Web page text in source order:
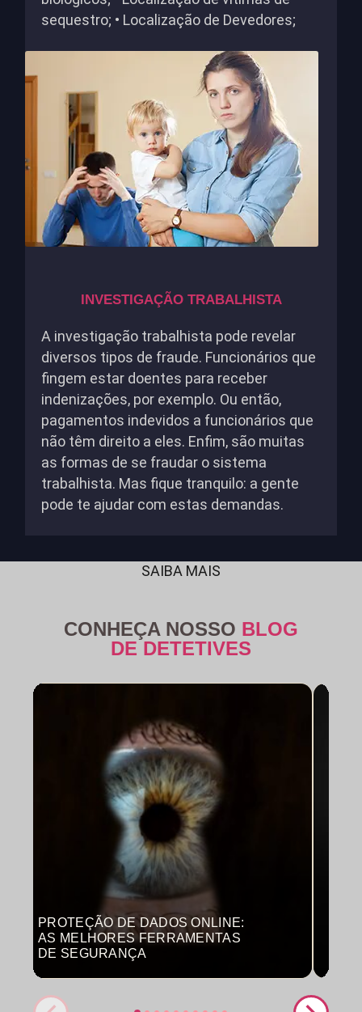
sequestro; • Localização de Devedores;
INVESTIGAÇÃO TRABALHISTA
A investigação trabalhista pode revelar
diversos tipos de fraude. Funcionários que
fingem estar doentes para receber
indenizações, por exemplo. Ou então,
pagamentos indevidos a funcionários que
não têm direito a eles. Enfim, são muitas
as formas de se fraudar o sistema
trabalhista. Mas fique tranquilo: a gente
pode te ajudar com estas demandas.
SAIBA MAIS
CONHEÇA NOSSO BLOG
DE DETETIVES
PROTEÇÃO DE DADOS ONLINE:
AS MELHORES FERRAMENTAS
DE SEGURANÇA